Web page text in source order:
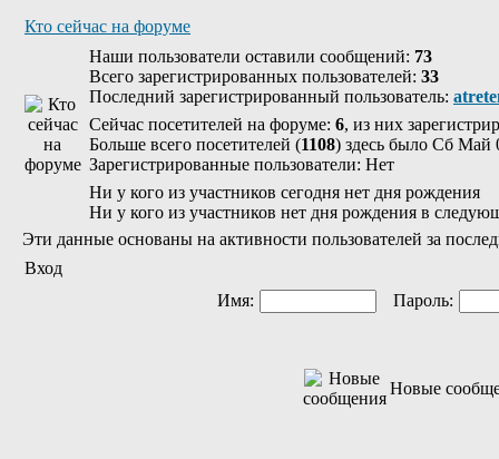
Кто сейчас на форуме
Наши пользователи оставили сообщений: 73
Всего зарегистрированных пользователей: 33
Последний зарегистрированный пользователь:
Сейчас посетителей на форуме: 6, из них
Больше всего посетителей (1108) здесь было Сб Май
Зарегистрированные пользователи: Нет
Ни у кого из участников сегодня нет дня рождения
Ни у кого из участников нет дня рождения в
Эти данные основаны на активности пользователей за
Вход
Имя:
Пароль:
Новые